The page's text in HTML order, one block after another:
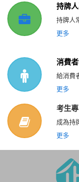
持牌
持牌人
更多
消費
給消費
更多
考生
成為持
更多